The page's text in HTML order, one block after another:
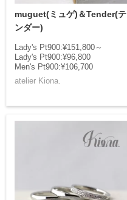
muguet(ミュゲ)＆Tender(テ
ンダー)
Lady's Pt900:¥151,800～
Lady's Pt900:¥96,800
Men's Pt900:¥106,700
atelier Kiona.